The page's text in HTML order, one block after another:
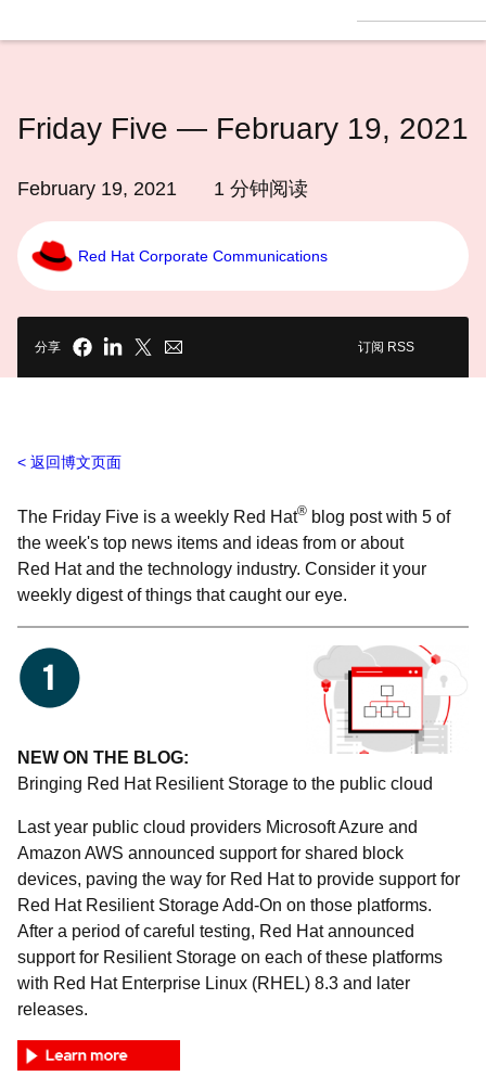
言
Friday Five — February 19, 2021
February 19, 2021 1 分钟阅读
Red Hat Corporate Communications
分享 订阅 RSS
返回博文页面
The Friday Five is a weekly Red Hat® blog post with 5 of
the week's top news items and ideas from or about
Red Hat and the technology industry. Consider it your
weekly digest of things that caught our eye.
NEW ON THE BLOG:
Bringing Red Hat Resilient Storage to the public cloud
Last year public cloud providers Microsoft Azure and
Amazon AWS announced support for shared block
devices, paving the way for Red Hat to provide support for
Red Hat Resilient Storage Add-On on those platforms.
After a period of careful testing, Red Hat announced
support for Resilient Storage on each of these platforms
with Red Hat Enterprise Linux (RHEL) 8.3 and later
releases.